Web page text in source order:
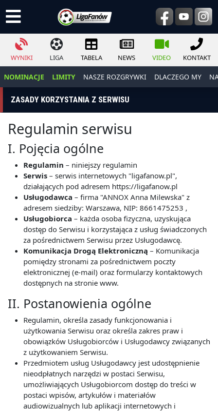
WYNIKI LIGA TABELA NEWS VIDEO KONTAKT
NOMINACJE LIMITY NASZE ROZGRYWKI DLACZEGO MY
ZASADY KORZYSTANIA Z SERWISU
Regulamin serwisu
I. Pojęcia ogólne
Regulamin – niniejszy regulamin
Serwis – serwis internetowych "ligafanow.pl",
działających pod adresem https://ligafanow.pl
Usługodawca – firma "ANNOX Anna Milewska" z
adresem siedziby: Warszawa, NIP: 8661475253 ,
Usługobiorca – każda osoba fizyczna, uzyskująca
dostęp do Serwisu i korzystająca z usług świadczonych
za pośrednictwem Serwisu przez Usługodawcę.
Komunikacja Drogą Elektroniczną – Komunikacja
pomiędzy stronami za pośrednictwem poczty
elektronicznej (e-mail) oraz formularzy kontaktowych
dostępnych na stronie www.
II. Postanowienia ogólne
Regulamin, określa zasady funkcjonowania i
użytkowania Serwisu oraz określa zakres praw i
obowiązków Usługobiorców i Usługodawcy związanych
z użytkowaniem Serwisu.
Przedmiotem usług Usługodawcy jest udostępnienie
nieodpłatnych narzędzi w postaci Serwisu,
umożliwiających Usługobiorcom dostęp do treści w
postaci wpisów, artykułów i materiałów
audiowizualnych lub aplikacji internetowych i